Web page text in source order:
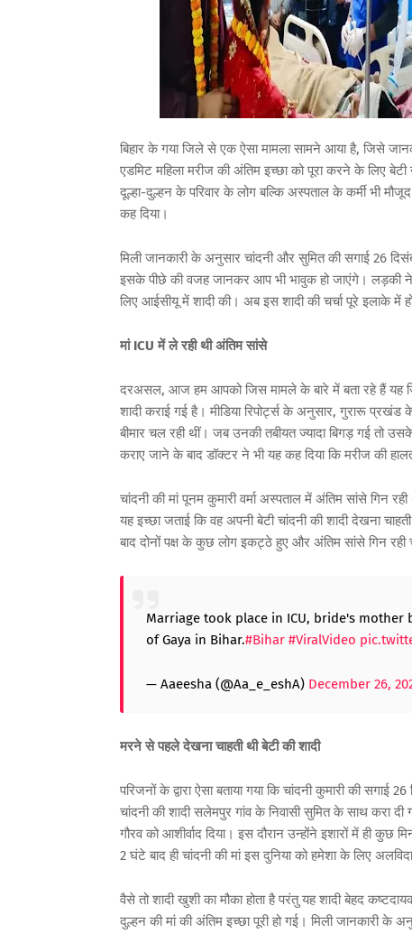
बिहार के गया जिले से एक ऐसा मामला सामने आया है, जिसे
एडमिट महिला मरीज की अंतिम इच्छा को पूरा करने के लिए
दूल्हा-दुल्हन के परिवार के लोग बल्कि अस्पताल के कर्मी भी
कह दिया।
मिली जानकारी के अनुसार चांदनी और सुमित की सगाई 26
इसके पीछे की वजह जानकर आप भी भावुक हो जाएंगे। लड़की
लिए आईसीयू में शादी की। अब इस शादी की चर्चा पूरे इलाके में
मां ICU में ले रही थी अंतिम सांसे
दरअसल, आज हम आपको जिस मामले के बारे में बता रहे हैं यह
शादी कराई गई है। मीडिया रिपोर्ट्स के अनुसार, गुरारू प्रखंड
बीमार चल रही थीं। जब उनकी तबीयत ज्यादा बिगड़ गई तो
कराए जाने के बाद डॉक्टर ने भी यह कह दिया कि मरीज की
चांदनी की मां पूनम कुमारी वर्मा अस्पताल में अंतिम सांसे गिन
यह इच्छा जताई कि वह अपनी बेटी चांदनी की शादी देखना
बाद दोनों पक्ष के कुछ लोग इकट्ठे हुए और अंतिम सांसे गिन रही
Marriage took place in ICU, bride's
of Gaya in Bihar.#Bihar #ViralVideo
— Aaeesha (@Aa_e_eshA) December 26,
मरने से पहले देखना चाहती थी बेटी की शादी
परिजनों के द्वारा ऐसा बताया गया कि चांदनी कुमारी की
चांदनी की शादी सलेमपुर गांव के निवासी सुमित के साथ करा
गौरव को आशीर्वाद दिया। इस दौरान उन्होंने इशारों में ही
2 घंटे बाद ही चांदनी की मां इस दुनिया को हमेशा के लिए
वैसे तो शादी खुशी का मौका होता है परंतु यह शादी बेहद
दुल्हन की मां की अंतिम इच्छा पूरी हो गई। मिली जानकारी के